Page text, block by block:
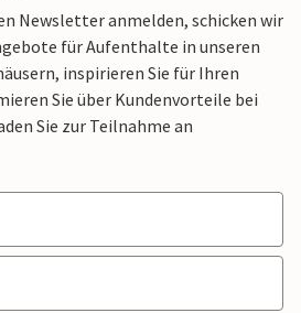
Newsletter anmelden, schicken wir
für Aufenthalte in unseren
inspirieren Sie für Ihren
Sie über Kundenvorteile bei
Sie zur Teilnahme an